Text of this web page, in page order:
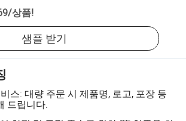
/상품!
샘플 받기
스: 대량 주문 시 제품명, 로고, 포장 등
드립니다.